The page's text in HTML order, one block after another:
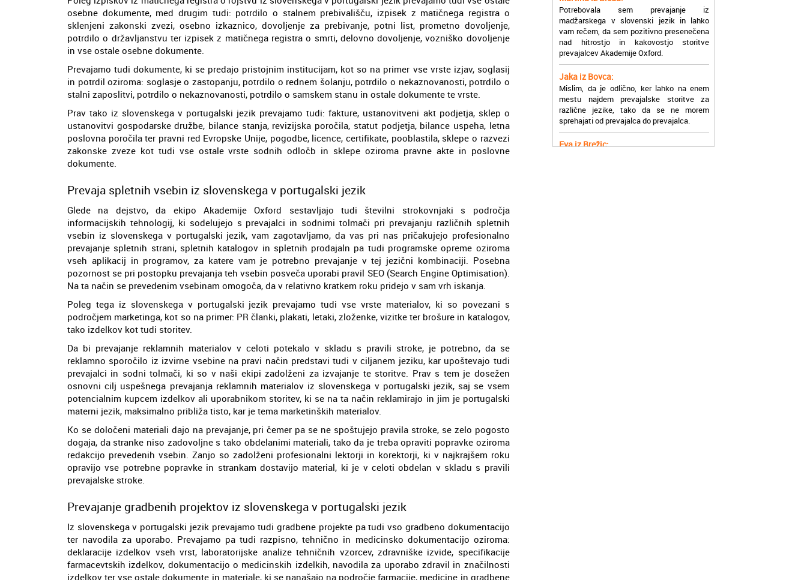
osebne dokumente, med drugim tudi: potrdilo o stalnem prebivališču, izpisek z matičnega registra o
sklenjeni zakonski zvezi, osebno izkaznico, dovoljenje za prebivanje, potni list, prometno dovoljenje,
potrdilo o državljanstvu ter izpisek z matičnega registra o smrti, delovno dovoljenje, vozniško dovoljenje
in vse ostale osebne dokumente.
Prevajamo tudi dokumente, ki se predajo pristojnim institucijam, kot so na primer vse vrste izjav, soglasij
in potrdil oziroma: soglasje o zastopanju, potrdilo o rednem šolanju, potrdilo o nekaznovanosti, potrdilo o
stalni zaposlitvi, potrdilo o nekaznovanosti, potrdilo o samskem stanu in ostale dokumente te vrste.
Prav tako iz slovenskega v portugalski jezik prevajamo tudi: fakture, ustanovitveni akt podjetja, sklep o
ustanovitvi gospodarske družbe, bilance stanja, revizijska poročila, statut podjetja, bilance uspeha, letna
poslovna poročila ter pravni red Evropske Unije, pogodbe, licence, certifikate, pooblastila, sklepe o razvezi
zakonske zveze kot tudi vse ostale vrste sodnih odločb in sklepe oziroma pravne akte in poslovne
dokumente.
Prevaja spletnih vsebin iz slovenskega v portugalski jezik
Glede na dejstvo, da ekipo Akademije Oxford sestavljajo tudi številni strokovnjaki s področja
informacijskih tehnologij, ki sodelujejo s prevajalci in sodnimi tolmači pri prevajanju različnih spletnih
vsebin iz slovenskega v portugalski jezik, vam zagotavljamo, da vas pri nas pričakujejo profesionalno
prevajanje spletnih strani, spletnih katalogov in spletnih prodajaln pa tudi programske opreme oziroma
vseh aplikacij in programov, za katere vam je potrebno prevajanje v tej jezični kombinaciji. Posebna
pozornost se pri postopku prevajanja teh vsebin posveča uporabi pravil SEO (Search Engine Optimisation).
Na ta način se prevedenim vsebinam omogoča, da v relativno kratkem roku pridejo v sam vrh iskanja.
Poleg tega iz slovenskega v portugalski jezik prevajamo tudi vse vrste materialov, ki so povezani s
področjem marketinga, kot so na primer: PR članki, plakati, letaki, zloženke, vizitke ter brošure in katalogov,
tako izdelkov kot tudi storitev.
Da bi prevajanje reklamnih materialov v celoti potekalo v skladu s pravili stroke, je potrebno, da se
reklamno sporočilo iz izvirne vsebine na pravi način predstavi tudi v ciljanem jeziku, kar upoštevajo tudi
prevajalci in sodni tolmači, ki so v naši ekipi zadolženi za izvajanje te storitve. Prav s tem je dosežen
osnovni cilj uspešnega prevajanja reklamnih materialov iz slovenskega v portugalski jezik, saj se vsem
potencialnim kupcem izdelkov ali uporabnikom storitev, ki se na ta način reklamirajo in jim je portugalski
materni jezik, maksimalno približa tisto, kar je tema marketinških materialov.
Ko se določeni materiali dajo na prevajanje, pri čemer pa se ne spoštujejo pravila stroke, se zelo pogosto
dogaja, da stranke niso zadovoljne s tako obdelanimi materiali, tako da je treba opraviti popravke oziroma
redakcijo prevedenih vsebin. Zanjo so zadolženi profesionalni lektorji in korektorji, ki v najkrajšem roku
opravijo vse potrebne popravke in strankam dostavijo material, ki je v celoti obdelan v skladu s pravili
prevajalske stroke.
Prevajanje gradbenih projektov iz slovenskega v portugalski jezik
Iz slovenskega v portugalski jezik prevajamo tudi gradbene projekte pa tudi vso gradbeno dokumentacijo
ter navodila za uporabo. Prevajamo pa tudi razpisno, tehnično in medicinsko dokumentacijo oziroma:
deklaracije izdelkov vseh vrst, laboratorijske analize tehničnih vzorcev, zdravniške izvide, specifikacije
farmacevtskih izdelkov, dokumentacijo o medicinskih izdelkih, navodila za uporabo zdravil in značilnosti
izdelkov ter vse ostale dokumente in materiale, ki se nanašajo na področje farmacije, medicine in gradbene
vam rečem, da sem pozitivno presenečena
nad hitrostjo in kakovostjo storitve
prevajalcev Akademije Oxford.
Jaka iz Bovca:
mestu najdem prevajalske storitve za
različne jezike, tako da se ne morem
sprehajati od prevajalca do prevajalca.
Eva iz Brežic:
jezik, na spletu sem našla Oxford, jih